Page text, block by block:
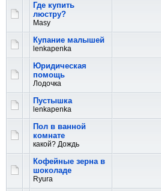
Где купить
люстру?
Masy
Купание малышей
lenkapenka
Юридическая
помощь
Лодочка
Пустышка
lenkapenka
Пол в ванной
комнате
какой? Дождь
Кофейные зерна в
шоколаде
Ryura